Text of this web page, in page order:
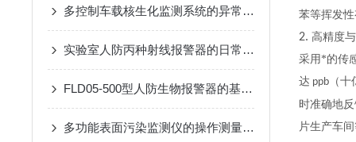
多控制车载核生化监测系统的异常处理方法
实验室人防丙种射线报警器的日常巡检应用工艺
FLD05-500型人防生物报警器的基本原理、功能和在安全监控中的作用
多功能表面污染监测仪的操作测量方法
苯等挥发
2. 高精度
采用*的传
达 ppb （
时准确地
片生产车